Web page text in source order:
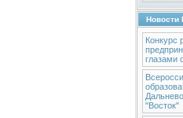
Новости
Конкурс
глазами
"Восток"